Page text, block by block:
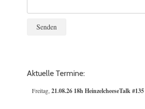
Aktuelle Termine:
Freitag,21.08.26 18h HeinzelcheeseTalk #135